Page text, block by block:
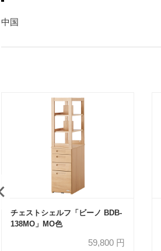
中国
チェストシェルフ「ビーノ BDB-
138MO」MO色
59,800 円